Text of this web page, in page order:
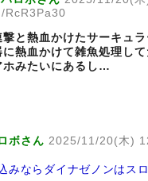
RcR3Pa30
と熱血かけたサーキュ
熱血かけて雑魚処理し
ホみたいにあるし…
ボさん 2025/11/20(木)
みならダイナゼノンはス